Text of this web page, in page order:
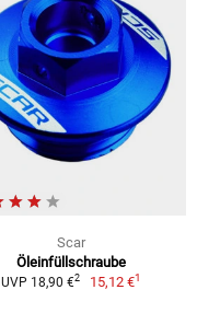
Scar
Öleinfüllschraube
UVP 18,90 €2 15,12 €1